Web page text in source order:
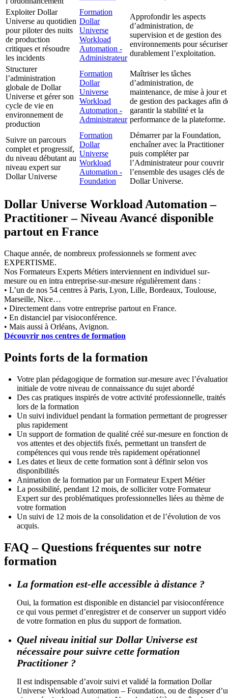
Exploiter Dollar
Universe au quotidien
pour piloter des nuits
de production
critiques et résoudre
les incidents
Formation
Dollar
Universe
Workload
Automation -
Administrateur
Approfondir les aspects
d’administration, de
supervision et de gestion des
environnements pour sécuriser
durablement l’exploitation.
Structurer
l’administration
globale de Dollar
Universe et gérer son
cycle de vie en
environnement de
production
Formation
Dollar
Universe
Workload
Automation -
Administrateur
Maîtriser les tâches
d’administration, de
maintenance, de mise à jour et
de gestion des packages afin
garantir la stabilité et la
performance de la plateforme.
Suivre un parcours
complet et progressif,
du niveau débutant au
niveau expert sur
Dollar Universe
Formation
Dollar
Universe
Workload
Automation -
Foundation
Démarrer par la Foundation,
enchaîner avec la Practitioner
puis compléter par
l’Administrateur pour couvrir
l’ensemble des usages clés de
Dollar Universe.
Dollar Universe Workload Automation –
Practitioner – Niveau Avancé disponible
partout en France
Chaque année, de nombreux professionnels se forment avec
EXPERTISME.
Nos Formateurs Experts Métiers interviennent en individuel sur-
mesure ou en intra entreprise-sur-mesure régulièrement dans :
• L’un de nos 54 centres à Paris, Lyon, Lille, Bordeaux, Toulouse,
Marseille, Nice…
• Directement dans votre entreprise partout en France.
• En distanciel par visioconférence.
• Mais aussi à Orléans, Avignon.
Découvrir nos centres de formation
Points forts de la formation
Votre plan pédagogique de formation sur-mesure avec
initiale de votre niveau de connaissance du sujet abordé
Des cas pratiques inspirés de votre activité professionnelle, traités
lors de la formation
Un suivi individuel pendant la formation permettant de progresser
plus rapidement
Un support de formation de qualité créé sur-mesure en fonction
vos attentes et des objectifs fixés, permettant un transfert de
compétences qui vous rende très rapidement opérationnel
Les dates et lieux de cette formation sont à définir selon vos
disponibilités
Animation de la formation par un Formateur Expert Métier
La possibilité, pendant 12 mois, de solliciter votre Formateur
Expert sur des problématiques professionnelles liées au thème de
votre formation
Un suivi de 12 mois de la consolidation et de l’évolution de vos
acquis.
FAQ – Questions fréquentes sur notre
formation
La formation est-elle accessible à distance ?
Oui, la formation est disponible en distanciel par visioconférence
ce qui vous permet d’enregistrer et de conserver un support vidéo
de votre formation en plus du support de formation.
Quel niveau initial sur Dollar Universe est
nécessaire pour suivre cette formation
Practitioner ?
Il est indispensable d’avoir suivi et validé la formation Dollar
Universe Workload Automation – Foundation, ou de disposer